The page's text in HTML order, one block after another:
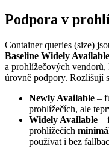
Podpora v
Container queries (size)
Baseline Widely Available
a prohlížečových
úrovně podpory. Rozlišují
Newly Available –
prohlížečích, ale
Widely Available –
prohlížečích
používat i bez